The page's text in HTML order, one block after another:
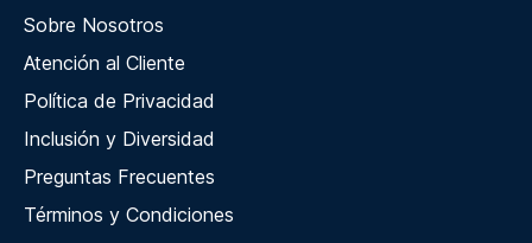
Sobre Nosotros
Atención al Cliente
Política de Privacidad
Inclusión y Diversidad
Preguntas Frecuentes
Términos y Condiciones